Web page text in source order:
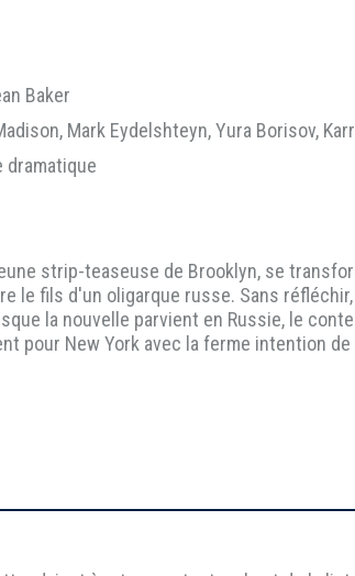
Baker
Mark Eydelshteyn, Yura Borisov,
dramatique
strip-teaseuse de Brooklyn, se
le fils d'un oligarque russe. Sans
la nouvelle parvient en Russie, le
pour New York avec la ferme intention